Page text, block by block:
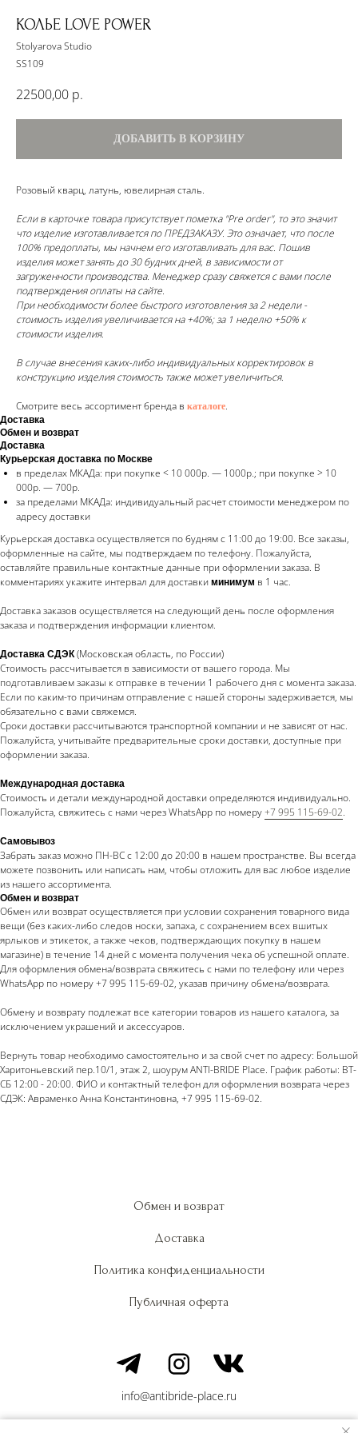
КОЛЬЕ LOVE POWER
Stolyarova Studio
SS109
22500,00 р.
ДОБАВИТЬ В КОРЗИНУ
Розовый кварц, латунь, ювелирная сталь.
Если в карточке товара присутствует пометка "Pre order", то это значит
что изделие изготавливается по ПРЕДЗАКАЗУ. Это означает, что после
100% предоплаты, мы начнем его изготавливать для вас. Пошив
изделия может занять до 30 будних дней, в зависимости от
загруженности производства. Менеджер сразу свяжется с вами после
подтверждения оплаты на сайте.
При необходимости более быстрого изготовления за 2 недели -
стоимость изделия увеличивается на +40%; за 1 неделю +50% к
стоимости изделия.
В случае внесения каких-либо индивидуальных корректировок в
конструкцию изделия стоимость также может увеличиться.
Смотрите весь ассортимент бренда в каталоге.
Доставка
Обмен и возврат
Доставка
Курьерская доставка по Москве
в пределах МКАДа: при покупке < 10 000р. — 1000р.; при покупке > 10
000р. — 700р.
за пределами МКАДа: индивидуальный расчет стоимости менеджером по
адресу доставки
Курьерская доставка осуществляется по будням с 11:00 до 19:00. Все заказы,
оформленные на сайте, мы подтверждаем по телефону. Пожалуйста,
оставляйте правильные контактные данные при оформлении заказа. В
комментариях укажите интервал для доставки минимум в 1 час.
Доставка заказов осуществляется на следующий день после оформления
заказа и подтверждения информации клиентом.
Доставка СДЭК(Московская область, по России)
Стоимость рассчитывается в зависимости от вашего города. Мы
подготавливаем заказы к отправке в течении 1 рабочего дня с момента заказа.
Если по каким-то причинам отправление с нашей стороны задерживается, мы
обязательно с вами свяжемся.
Сроки доставки рассчитываются транспортной компании и не зависят от нас.
Пожалуйста, учитывайте предварительные сроки доставки, доступные при
оформлении заказа.
Международная доставка
Стоимость и детали международной доставки определяются индивидуально.
Пожалуйста, свяжитесь с нами через WhatsApp по номеру+7 995 115-69-02.
Самовывоз
Забрать заказ можно ПН-ВС с 12:00 до 20:00 в нашем пространстве. Вы всегда
можете позвонить или написать нам, чтобы отложить для вас любое изделие
из нашего ассортимента.
Обмен и возврат
Обмен или возврат осуществляется при условии сохранения товарного вида
вещи (без каких-либо следов носки, запаха, с сохранением всех вшитых
ярлыков и этикеток, а также чеков, подтверждающих покупку в нашем
магазине) в течение 14 дней с момента получения чека об успешной оплате.
Для оформления обмена/возврата свяжитесь с нами по телефону или через
WhatsApp по номеру +7 995 115-69-02, указав причину обмена/возврата.
Обмену и возврату подлежат все категории товаров из нашего каталога, за
исключением украшений и аксессуаров.
Вернуть товар необходимо самостоятельно и за свой счет по адресу: Большой
Харитоньевский пер.10/1, этаж 2, шоурум ANTI-BRIDE Place. График работы: ВТ-
СБ 12:00 - 20:00. ФИО и контактный телефон для оформления возврата через
СДЭК: Авраменко Анна Константиновна, +7 995 115-69-02.
Обмен и возврат
Доставка
Политика конфиденциальности
Публичная оферта
info@antibride-place.ru